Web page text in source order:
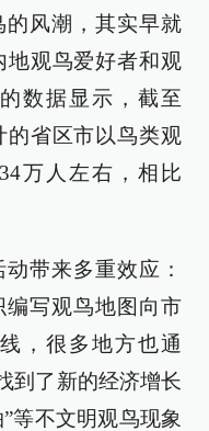
的风潮，其实早就
地观鸟爱好者和观
数据显示，截至
的省区市以鸟类观
万人左右，相比
带来多重效应：
写观鸟地图向市
，很多地方也通
到了新的经济增长
等不文明观鸟现象